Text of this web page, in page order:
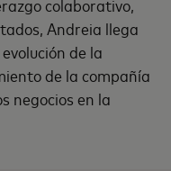
Andreia llega
de la
de la compañía
negocios en la